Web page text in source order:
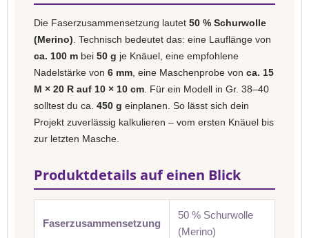
Die Faserzusammensetzung lautet 50 % Schurwolle
(Merino) . Technisch bedeutet das: eine Lauflänge von
ca. 100 m bei 50 g je Knäuel, eine empfohlene
Nadelstärke von 6 mm , eine Maschenprobe von ca. 15
M × 20 R auf 10 × 10 cm . Für ein Modell in Gr. 38–40
solltest du ca. 450 g einplanen. So lässt sich dein
Projekt zuverlässig kalkulieren – vom ersten Knäuel bis
zur letzten Masche.
Produktdetails auf einen Blick
Faserzusammensetzung
50 % Schurwolle
(Merino)